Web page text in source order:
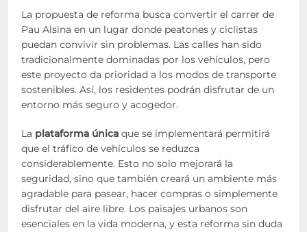
La propuesta de reforma busca convertir el carrer de
Pau Alsina en un lugar donde peatones y ciclistas
puedan convivir sin problemas. Las calles han sido
tradicionalmente dominadas por los vehículos, pero
este proyecto da prioridad a los modos de transporte
sostenibles. Así, los residentes podrán disfrutar de un
entorno más seguro y acogedor.
La plataforma única que se implementará permitirá
que el tráfico de vehículos se reduzca
considerablemente. Esto no solo mejorará la
seguridad, sino que también creará un ambiente más
agradable para pasear, hacer compras o simplemente
disfrutar del aire libre. Los paisajes urbanos son
esenciales en la vida moderna, y esta reforma sin duda